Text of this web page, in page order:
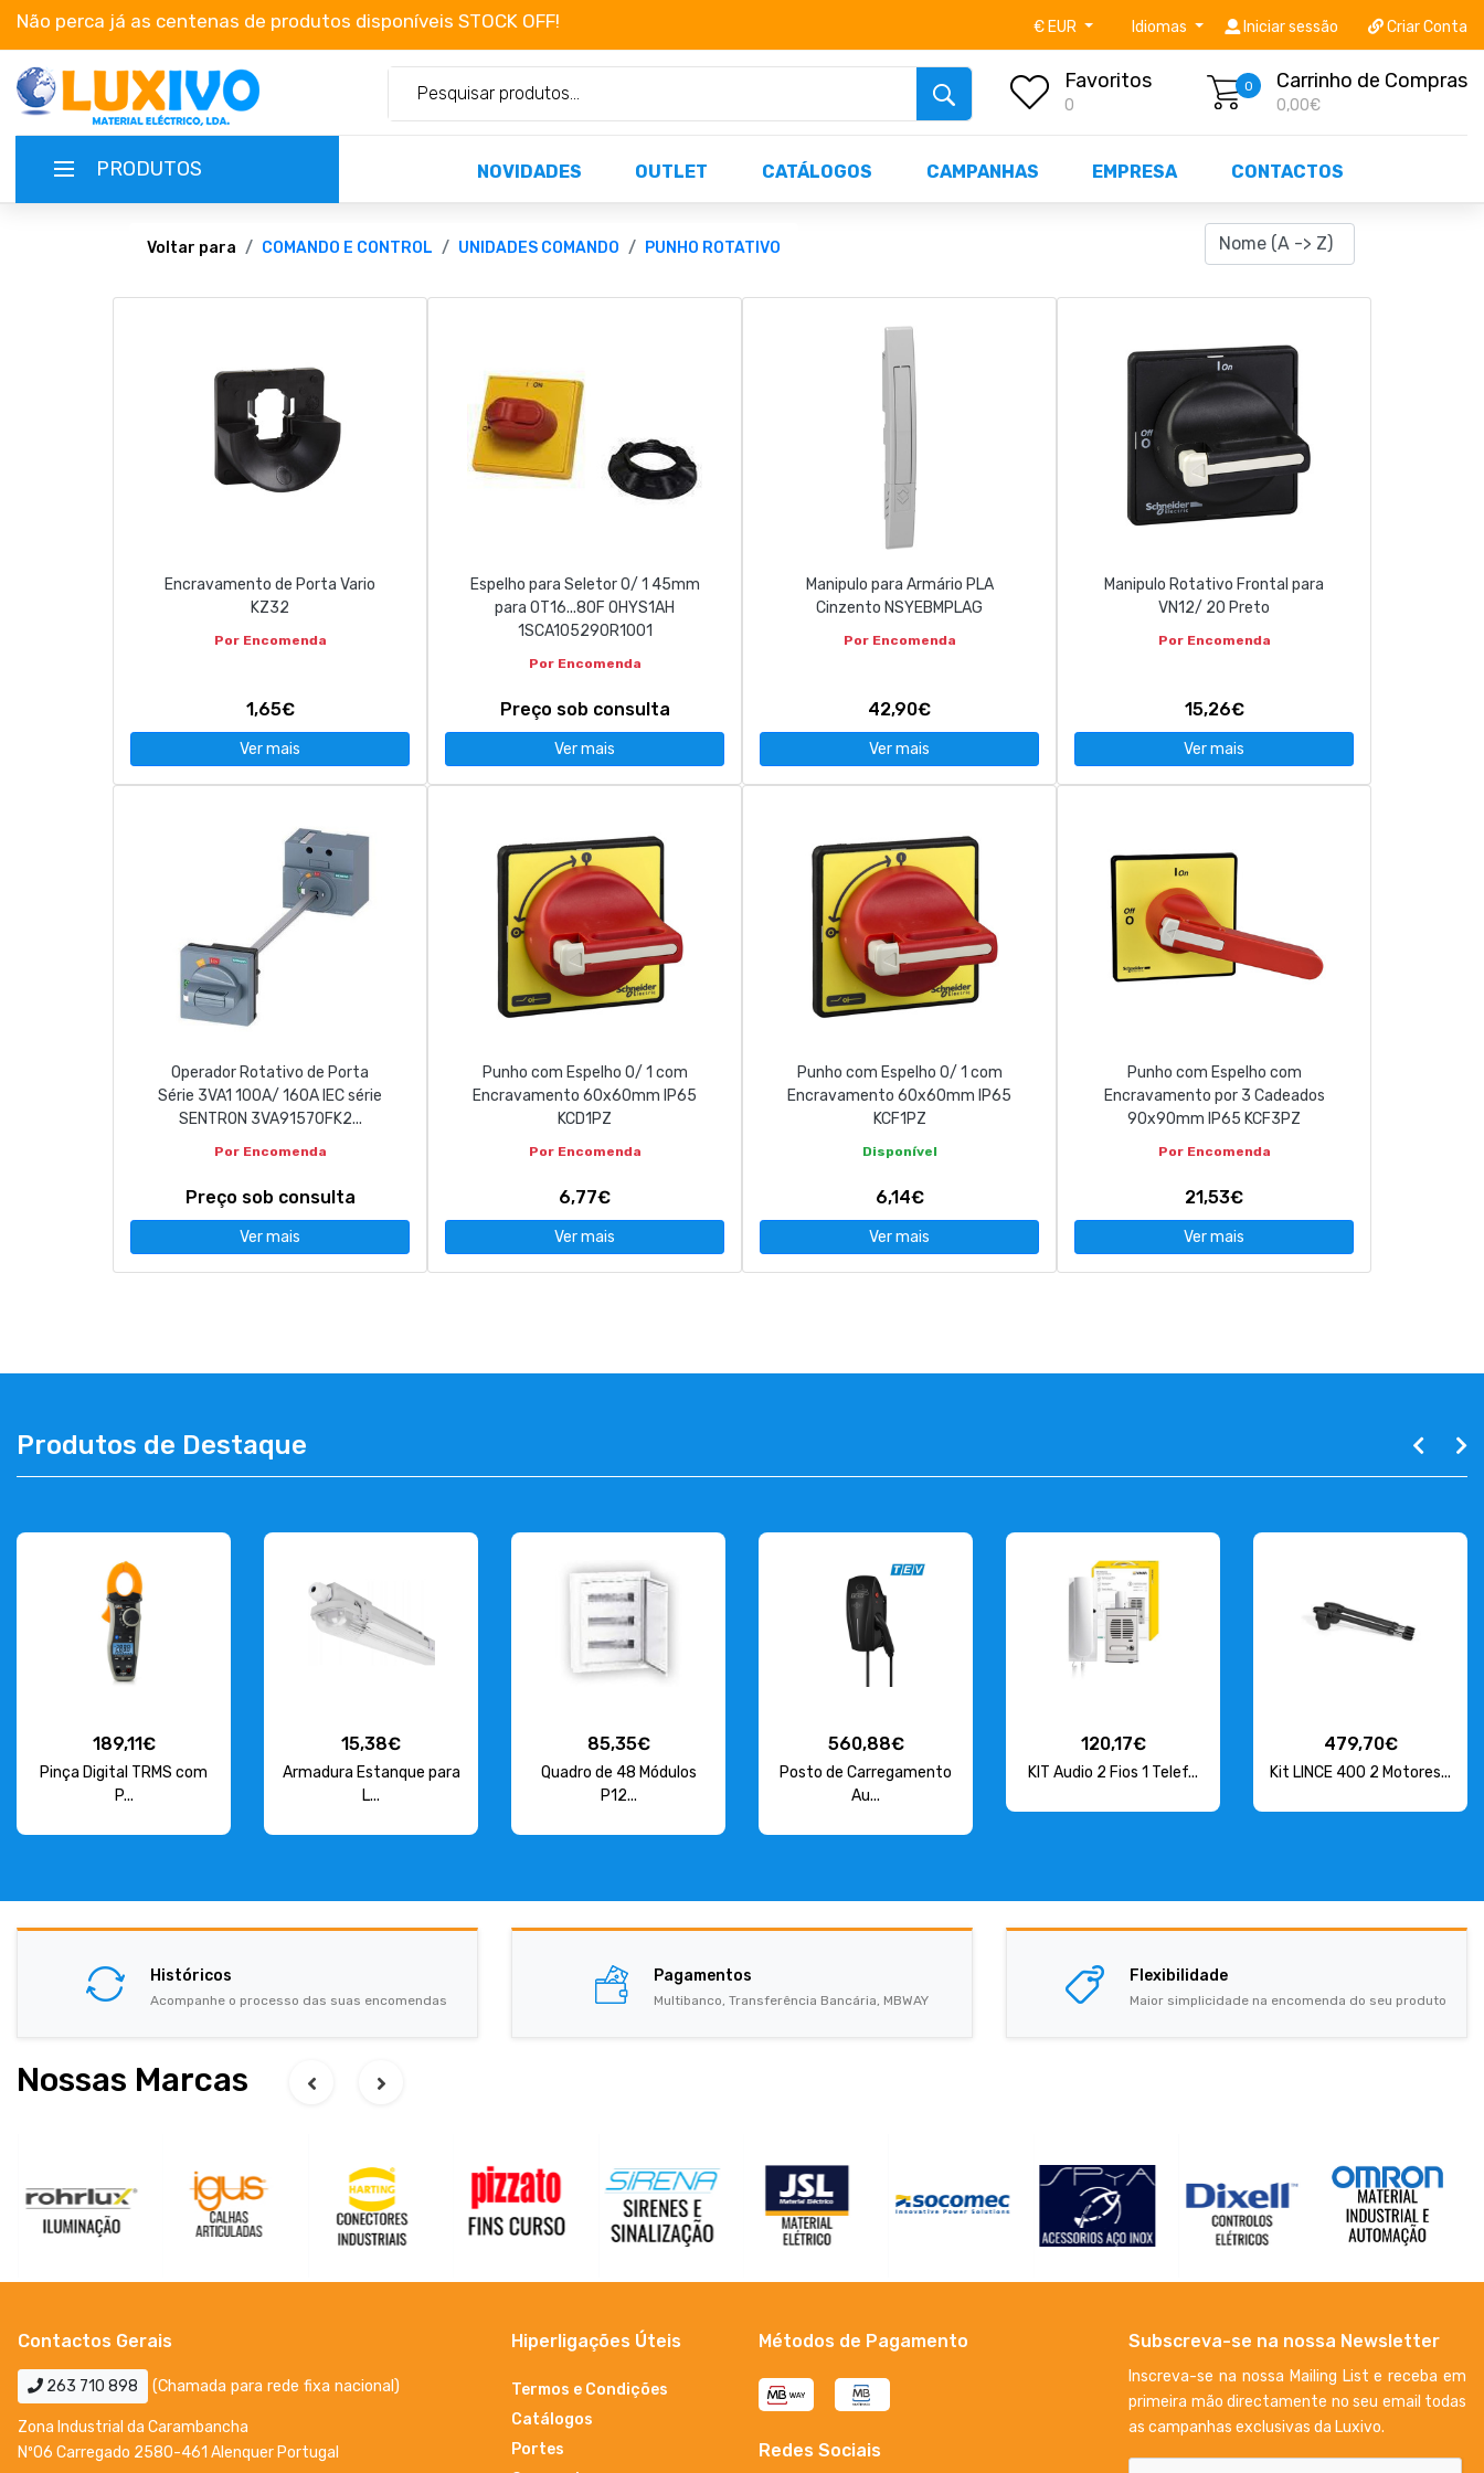
Não perca já as centenas de produtos disponíveis STOCK OFF! Não perca já as centenas de produtos disponíveis STOCK OFF! Não perca já as centenas de
€ EUR Idiomas Iniciar sessão Criar Conta
Favoritos
0
0 Carrinho de Compras
0,00€
PRODUTOS NOVIDADES OUTLET CATÁLOGOS CAMPANHAS EMPRESA CONTACTOS
TERMOS E CONDIÇÕES
geral@luxivo.pt
Voltar para COMANDO E CONTROL UNIDADES COMANDO PUNHO ROTATIVO
Encravamento de Porta Vario
KZ32
Por Encomenda
1,65€
Ver mais
Espelho para Seletor 0/ 1 45mm
para OT16...80F OHYS1AH
1SCA105290R1001
Por Encomenda
Preço sob consulta
Ver mais
Manipulo para Armário PLA
Cinzento NSYEBMPLAG
Por Encomenda
42,90€
Ver mais
Manipulo Rotativo Frontal para
VN12/ 20 Preto
Por Encomenda
15,26€
Ver mais
Operador Rotativo de Porta
Série 3VA1 100A/ 160A IEC série
SENTRON 3VA91570FK2...
Por Encomenda
Preço sob consulta
Ver mais
Punho com Espelho 0/ 1 com
Encravamento 60x60mm IP65
KCD1PZ
Por Encomenda
6,77€
Ver mais
Punho com Espelho 0/ 1 com
Encravamento 60x60mm IP65
KCF1PZ
Disponível
6,14€
Ver mais
Punho com Espelho com
Encravamento por 3 Cadeados
90x90mm IP65 KCF3PZ
Por Encomenda
21,53€
Ver mais
Produtos de Destaque
189,11€
Pinça Digital TRMS com
P...
15,38€
Armadura Estanque para
L...
85,35€
Quadro de 48 Módulos
P12...
560,88€
Posto de Carregamento
Au...
120,17€
KIT Audio 2 Fios 1 Telef...
479,70€
Kit LINCE 400 2 Motores...
Históricos
Acompanhe o processo das suas encomendas
Pagamentos
Multibanco, Transferência Bancária, MBWAY
Flexibilidade
Maior simplicidade na encomenda do seu produto
Nossas Marcas
Contactos Gerais
263 710 898 (Chamada para rede fixa nacional)
Zona Industrial da Carambancha
Nº06 Carregado 2580-461 Alenquer Portugal
Hiperligações Úteis
Termos e Condições
Catálogos
Portes
Métodos de Pagamento
Redes Sociais
Subscreva-se na nossa Newsletter
Inscreva-se na nossa Mailing List e receba em
primeira mão directamente no seu email todas
as campanhas exclusivas da Luxivo.